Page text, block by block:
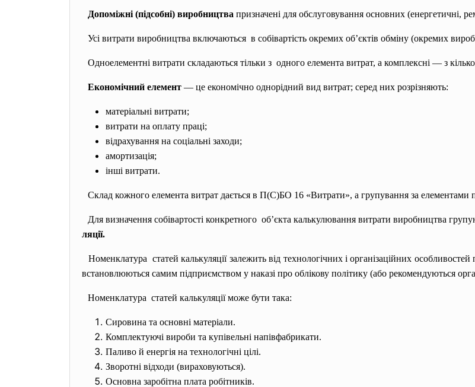
Допоміжні (підсобні) виробництва призначені для обслуговування основних (енергетичні,
Усі витрати виробництва включаються в собівартість окремих об’єктів обміну (окремих
Одноелементні витрати складаються тільки з одного елемента витрат, а комплексні — з
Економічний елемент — це економічно однорідний вид витрат; серед них розрізняють:
матеріальні витрати;
витрати на оплату праці;
відрахування на соціальні заходи;
амортизація;
інші витрати.
Склад кожного елемента витрат дається в П(С)БО 16 «Витрати», а групування за елементами
Для визначення собівартості конкретного об’єкта калькулювання витрати виробництва
ляції.
Номенклатура статей калькуляції залежить від технологічних і організаційних особливостей
встановлюються самим підприємством у наказі про облікову політику (або рекомендуються
Номенклатура статей калькуляції може бути така:
Сировина та основні матеріали.
Комплектуючі вироби та купівельні напівфабрикати.
Паливо й енергія на технологічні цілі.
Зворотні відходи (вираховуються).
Основна заробітна плата робітників.